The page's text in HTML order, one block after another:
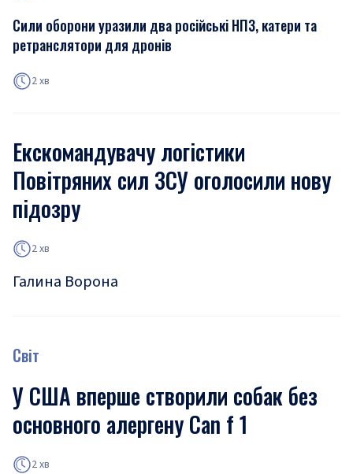
Сили оборони уразили два російські НПЗ, катери та
ретранслятори для дронів
2 хв
Екскомандувачу логістики
Повітряних сил ЗСУ оголосили нову
підозру
2 хв
Галина Ворона
Світ
У США вперше створили собак без
основного алергену Can f 1
2 хв